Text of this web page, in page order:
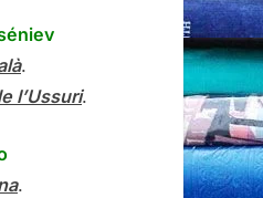
.
l’Ussuri.
.